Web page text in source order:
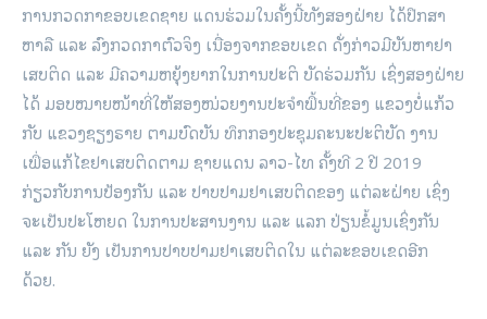
ການກວດກາຂອບເຂດຊາຍ ແດນຮ່ວມໃນຄັ້ງນີ້ທັງສອງຝ່າຍ ໄດ້ປຶກສາ
ຫາລື ແລະ ລົງກວດກາຕົວຈິງ ເນື່ອງຈາກຂອບເຂດ ດັ່ງກ່າວມີບັນຫາຢາ
ເສບຕິດ ແລະ ມີຄວາມຫຍຸ້ງຍາກໃນການປະຕິ ບັດຮ່ວມກັນ ເຊິ່ງສອງຝ່າຍ
ໄດ້ ມອບໝາຍໜ້າທີ່ໃຫ້ສອງໜ່ວຍງານປະຈຳພື້ນທີ່ຂອງ ແຂວງບໍ່ແກ້ວ
ກັບ ແຂວງຊຽງຣາຍ ຕາມບົດບັນ ທຶກກອງປະຊຸມຄະນະປະຕິບັດ ງານ
ເພື່ອແກ້ໄຂຢາເສບຕິດຕາມ ຊາຍແດນ ລາວ-ໄທ ຄັ້ງທີ 2 ປີ 2019
ກ່ຽວກັບການປ້ອງກັນ ແລະ ປາບປາມຢາເສບຕິດຂອງ ແຕ່ລະຝ່າຍ ເຊິ່ງ
ຈະເປັນປະໂຫຍດ ໃນການປະສານງານ ແລະ ແລກ ປ່ຽນຂໍ້ມູນເຊິ່ງກັນ
ແລະ ກັນ ຍັງ ເປັນການປາບປາມຢາເສບຕິດໃນ ແຕ່ລະຂອບເຂດອີກ
ດ້ວຍ.